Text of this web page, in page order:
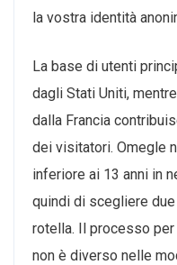
la vostra identità
La base di utenti
dagli Stati Uniti,
dalla Francia
dei visitatori. Omegle
inferiore ai 13 anni in
quindi di scegliere
rotella. Il processo
non è diverso nelle